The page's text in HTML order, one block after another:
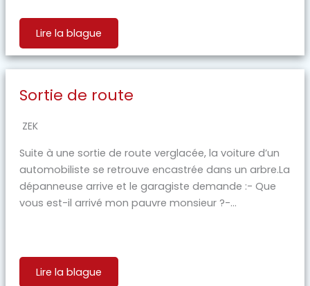
Lire la blague
Sortie de route
ZEK
Suite à une sortie de route verglacée, la voiture d’un
automobiliste se retrouve encastrée dans un arbre.La
dépanneuse arrive et le garagiste demande :- Que
vous est-il arrivé mon pauvre monsieur ?-...
Lire la blague